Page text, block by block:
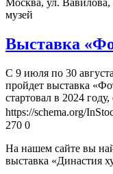
музей
Выставка
С 9 июля по 30
пройдет выставка
стартовал в 2024
https://schema.org/
270 0
На нашем сайте вы
выставка «Династия